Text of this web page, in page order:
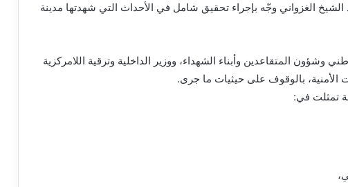
الغزواني وجّه بإجراء تحقيق شامل في الأحداث التي شهدتها مدينة
وشؤون المتقاعدين وأبناء الشهداء، ووزير الداخلية وترقية اللامركزية
الأمنية، بالوقوف على حيثيات ما جرى.
تمثلت في: